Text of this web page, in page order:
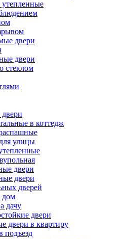
двери
двери
стеклом
в коттедж
улицы
двери
двери
дверей
дом
дачу
двери
двери в квартиру
подъезд